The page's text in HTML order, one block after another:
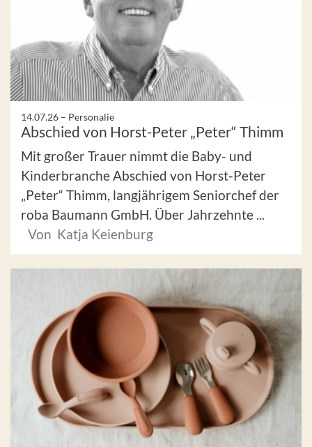
14.07.26 – Personalie
Abschied von Horst-Peter „Peter“ Thimm
Mit großer Trauer nimmt die Baby- und
Kinderbranche Abschied von Horst-Peter
„Peter“ Thimm, langjährigem Seniorchef der
roba Baumann GmbH. Über Jahrzehnte ...
Von Katja Keienburg